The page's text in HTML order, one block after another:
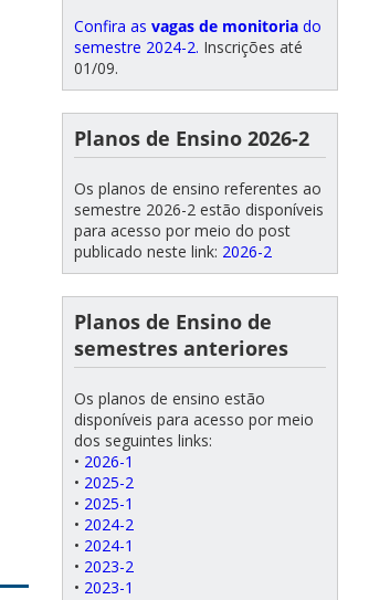
Confira as vagas de monitoria do
semestre 2024-2. Inscrições até
01/09.
Planos de Ensino 2026-2
Os planos de ensino referentes ao
semestre 2026-2 estão disponíveis
para acesso por meio do post
publicado neste link: 2026-2
Planos de Ensino de
semestres anteriores
Os planos de ensino estão
disponíveis para acesso por meio
dos seguintes links:
• 2026-1
• 2025-2
• 2025-1
• 2024-2
• 2024-1
• 2023-2
• 2023-1